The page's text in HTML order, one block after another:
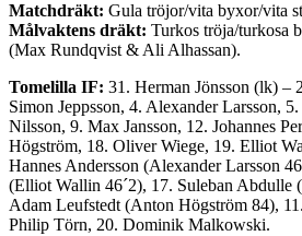
Matchdräkt: Gula tröjor/vita byxor/vita
Målvaktens dräkt: Turkos tröja/turkosa
(Max Rundqvist & Ali Alhassan).
Tomelilla IF: 31. Herman Jönsson (lk) –
Simon Jeppsson, 4. Alexander Larsson,
Nilsson, 9. Max Jansson, 12. Johannes
Högström, 18. Oliver Wiege, 19. Elliot
Hannes Andersson (Alexander Larsson
(Elliot Wallin 46´2), 17. Suleban Abdulle
Adam Leufstedt (Anton Högström 84),
Philip Törn, 20. Dominik Malkowski.